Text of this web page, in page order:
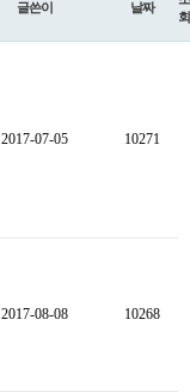
글쓴이 날짜
회
2017-07-05 10271
2017-08-08 10268